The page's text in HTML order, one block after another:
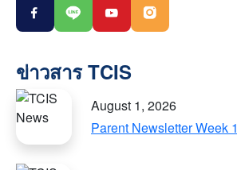
August 1, 2026
Parent Newsletter Week 1